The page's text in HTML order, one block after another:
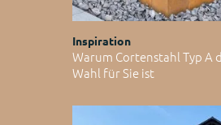
Inspiration
Warum Cortenstahl Typ A
Wahl für Sie ist